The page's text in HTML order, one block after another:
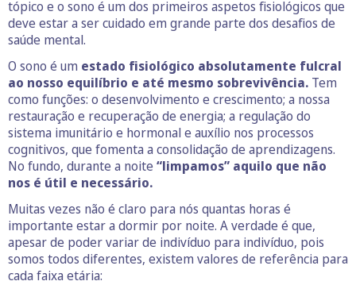
tópico e o sono é um dos primeiros aspetos fisiológicos que
deve estar a ser cuidado em grande parte dos desafios de
saúde mental.
O sono é um estado fisiológico absolutamente fulcral
ao nosso equilíbrio e até mesmo sobrevivência. Tem
como funções: o desenvolvimento e crescimento; a nossa
restauração e recuperação de energia; a regulação do
sistema imunitário e hormonal e auxílio nos processos
cognitivos, que fomenta a consolidação de aprendizagens.
No fundo, durante a noite “limpamos” aquilo que não
nos é útil e necessário.
Muitas vezes não é claro para nós quantas horas é
importante estar a dormir por noite. A verdade é que,
apesar de poder variar de indivíduo para indivíduo, pois
somos todos diferentes, existem valores de referência para
cada faixa etária: